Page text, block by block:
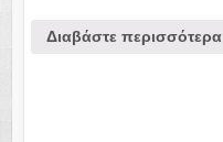
Διαβάστε περισσότερα